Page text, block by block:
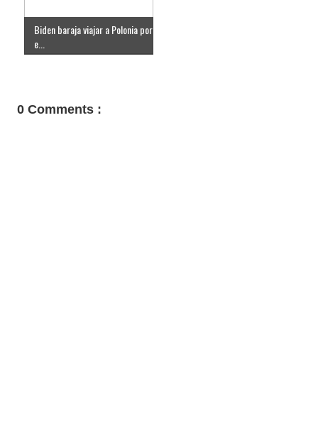
Biden baraja viajar a Polonia por
e...
0 Comments :